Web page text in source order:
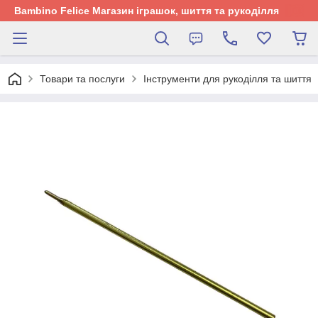
Bambino Felice Магазин іграшок, шиття та рукоділля
Товари та послуги Інструменти для рукоділля та шиття